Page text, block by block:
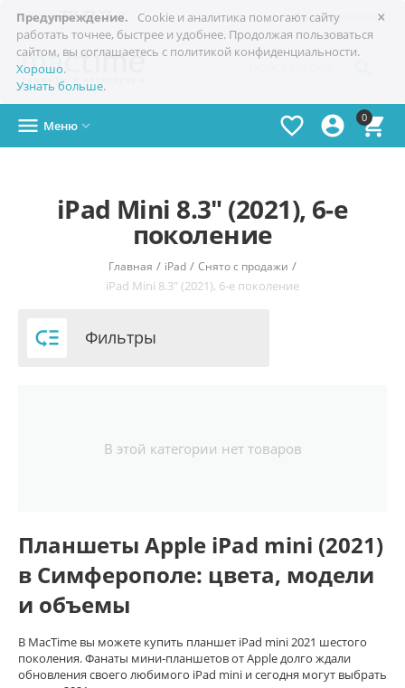
×
Предупреждение.
Cookie и аналитика помогают сайту
работать точнее, быстрее и удобнее. Продолжая пользоваться
сайтом, вы соглашаетесь с политикой конфиденциальности.
Хорошо.
Узнать больше.
Симферополь
+7(978)773-77-77 
0



 Меню 
iPad Mini 8.3" (2021), 6-е
поколение
Главная / iPad / Снято с продажи /
iPad Mini 8.3" (2021), 6-е поколение
 Фильтры
В этой категории нет товаров
Планшеты Apple iPad mini (2021)
в Симферополе: цвета, модели
и объемы
В MacTime вы можете купить планшет iPad mini 2021 шестого
поколения. Фанаты мини-планшетов от Apple долго ждали
обновления своего любимого iPad mini и сегодня могут выбрать